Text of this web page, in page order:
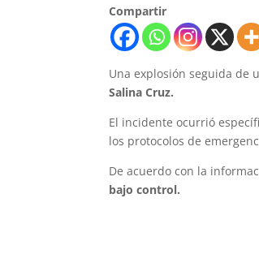
Compartir
Una explosión seguida de
Salina Cruz.
El incidente ocurrió
los protocolos de
De acuerdo con la
bajo control.